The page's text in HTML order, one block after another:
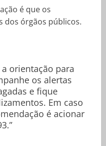
é que os
dos órgãos públicos.
a orientação para
os alertas
e fique
Em caso
é acionar